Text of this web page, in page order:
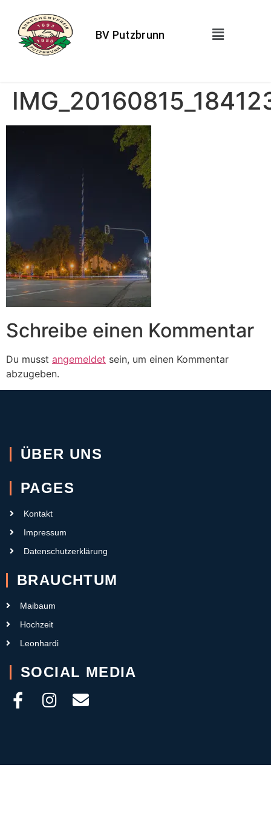
BV Putzbrunn
Schreibe einen Kommentar
Du musst angemeldet sein, um einen Kommentar
abzugeben.
ÜBER UNS
PAGES
Kontakt
Impressum
Datenschutzerklärung
BRAUCHTUM
Maibaum
Hochzeit
Leonhardi
SOCIAL MEDIA